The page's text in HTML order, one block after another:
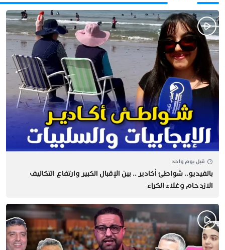
قبل يوم واحد
بالفيديو.. شواطئ أكادير .. بين الإقبال الكبير وارتفاع التكاليف
الازدحام وغلاء الكراء